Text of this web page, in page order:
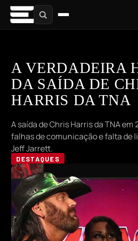
A VERDADEIRA
DA SAÍDA DE
HARRIS DA TNA
A saída de Chris Harris da TNA
falhas de comunicação e falta de
Jeff Jarrett.
DESTAQUES